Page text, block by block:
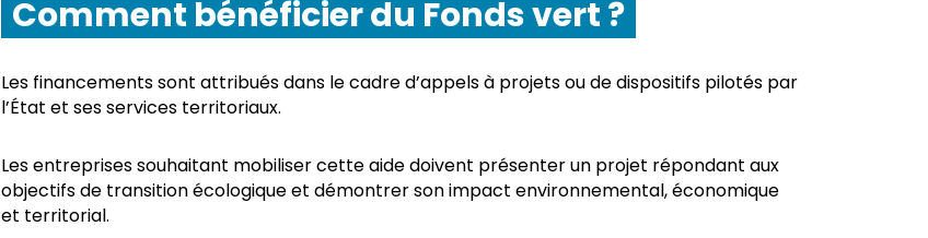
Comment bénéficier du Fonds vert ?
Les financements sont attribués dans le cadre d’appels à projets ou de dispositifs pilotés par
l’État et ses services territoriaux.
Les entreprises souhaitant mobiliser cette aide doivent présenter un projet répondant aux
objectifs de transition écologique et démontrer son impact environnemental, économique
et territorial.